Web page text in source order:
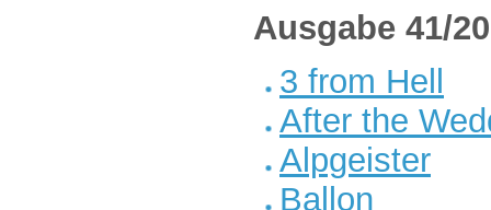
Ausgabe 41/
3 from Hell
After the
Alpgeister
Ballon